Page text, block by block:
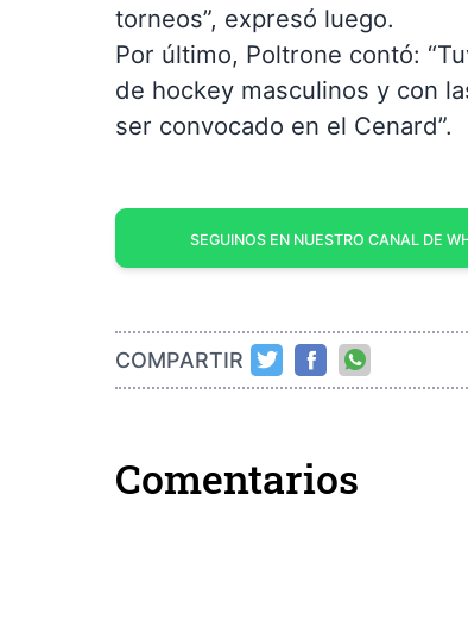
torneos”, expresó luego.
Por último, Poltrone contó:
de hockey masculinos y con
ser convocado en el Cenard”.
SEGUINOS EN NUESTRO CANAL DE
COMPARTIR
Comentarios